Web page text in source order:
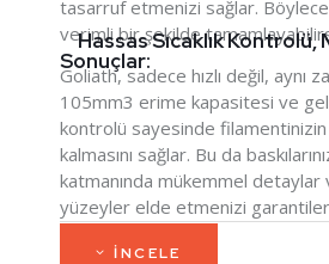
tasarruf etmenizi sağlar.
verimli bir şekilde
Hassas Sıcaklık
Sonuçlar:
Goliath, sadece hızlı değil, aynı
105mm3 erime kapasitesi ve
kontrolü sayesinde filamentinizin
kalmasını sağlar. Bu da
katmanında mükemmel detaylar
yüzeyler elde etmenizi
İNCELE